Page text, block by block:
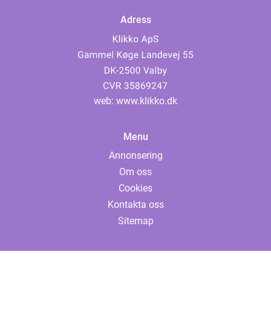
Adress
web: www.klikko.dk
Menu
Annonsering
Om oss
Cookies
Kontakta oss
Sitemap